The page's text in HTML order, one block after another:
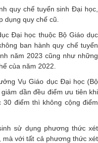
quy chế tuyển sinh Đại học,
dụng quy chế cũ.
Đại học thuộc Bộ Giáo dục
ban hành quy chế tuyển
năm 2023 cũng như những
của năm 2022.
Vụ Giáo dục Đại học (Bộ
dần đều điểm ưu tiên khi
điểm thì không cộng điểm
sử dụng phương thức xét
mà với tất cả phương thức xét